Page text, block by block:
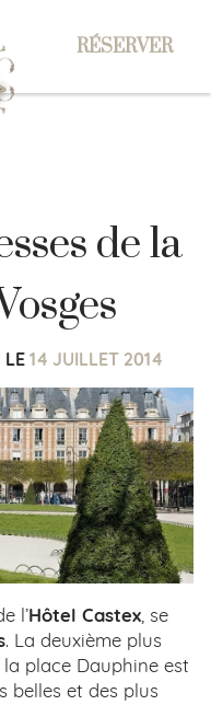
RÉSERVER
RÉSERVER
de la
LE 14 JUILLET 2014
l’Hôtel Castex , se
. La deuxième plus
place Dauphine est
belles et des plus